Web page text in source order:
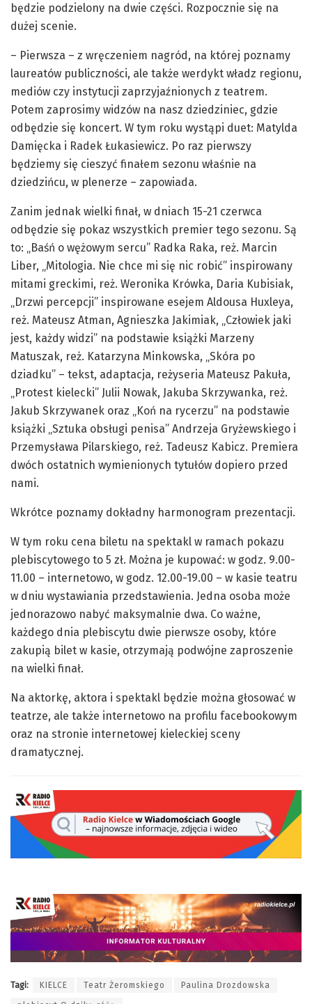
będzie podzielony na dwie części. Rozpocznie się na
dużej scenie.
– Pierwsza – z wręczeniem nagród, na której poznamy
laureatów publiczności, ale także werdykt władz regionu,
mediów czy instytucji zaprzyjaźnionych z teatrem.
Potem zaprosimy widzów na nasz dziedziniec, gdzie
odbędzie się koncert. W tym roku wystąpi duet: Matylda
Damięcka i Radek Łukasiewicz. Po raz pierwszy
będziemy się cieszyć finałem sezonu właśnie na
dziedzińcu, w plenerze – zapowiada.
Zanim jednak wielki finał, w dniach 15-21 czerwca
odbędzie się pokaz wszystkich premier tego sezonu. Są
to: „Baśń o wężowym sercu” Radka Raka, reż. Marcin
Liber, „Mitologia. Nie chce mi się nic robić” inspirowany
mitami greckimi, reż. Weronika Krówka, Daria Kubisiak,
„Drzwi percepcji” inspirowane esejem Aldousa Huxleya,
reż. Mateusz Atman, Agnieszka Jakimiak, „Człowiek jaki
jest, każdy widzi” na podstawie książki Marzeny
Matuszak, reż. Katarzyna Minkowska, „Skóra po
dziadku” – tekst, adaptacja, reżyseria Mateusz Pakuła,
„Protest kielecki” Julii Nowak, Jakuba Skrzywanka, reż.
Jakub Skrzywanek oraz „Koń na rycerzu” na podstawie
książki „Sztuka obsługi penisa” Andrzeja Gryżewskiego i
Przemysława Pilarskiego, reż. Tadeusz Kabicz. Premiera
dwóch ostatnich wymienionych tytułów dopiero przed
nami.
Wkrótce poznamy dokładny harmonogram prezentacji.
W tym roku cena biletu na spektakl w ramach pokazu
plebiscytowego to 5 zł. Można je kupować: w godz. 9.00-
11.00 – internetowo, w godz. 12.00-19.00 – w kasie teatru
w dniu wystawiania przedstawienia. Jedna osoba może
jednorazowo nabyć maksymalnie dwa. Co ważne,
każdego dnia plebiscytu dwie pierwsze osoby, które
zakupią bilet w kasie, otrzymają podwójne zaproszenie
na wielki finał.
Na aktorkę, aktora i spektakl będzie można głosować w
teatrze, ale także internetowo na profilu facebookowym
oraz na stronie internetowej kieleckiej sceny
dramatycznej.
Tagi: KIELCE Teatr Żeromskiego Paulina Drozdowska